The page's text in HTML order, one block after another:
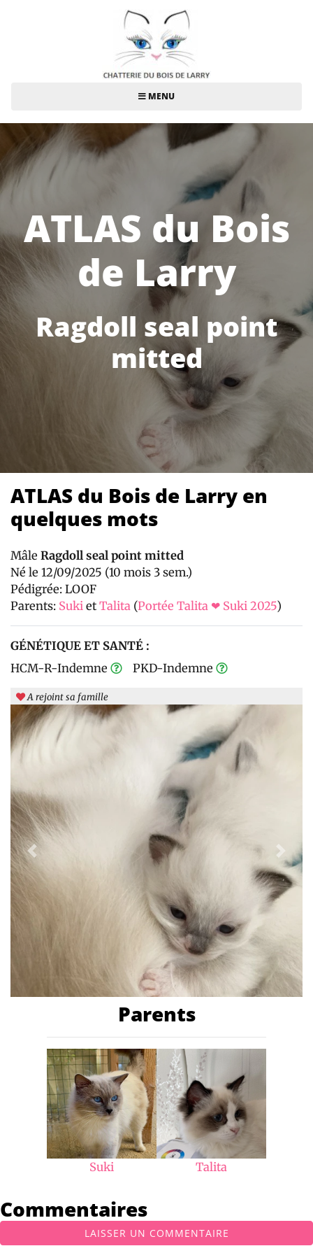
MENU
ATLAS du Bois
de Larry
Ragdoll seal point
mitted
A rejoint sa famille
Previous Next
ATLAS du Bois de Larry en
quelques mots
Mâle Ragdoll seal point mitted
Né le 12/09/2025 (10 mois 3 sem.)
Pédigrée: LOOF
Parents: Suki et Talita (Portée Talita ❤ Suki 2025)
GÉNÉTIQUE ET SANTÉ :
HCM-R-Indemne
PKD-Indemne
Parents
Suki Talita
Commentaires
LAISSER UN COMMENTAIRE